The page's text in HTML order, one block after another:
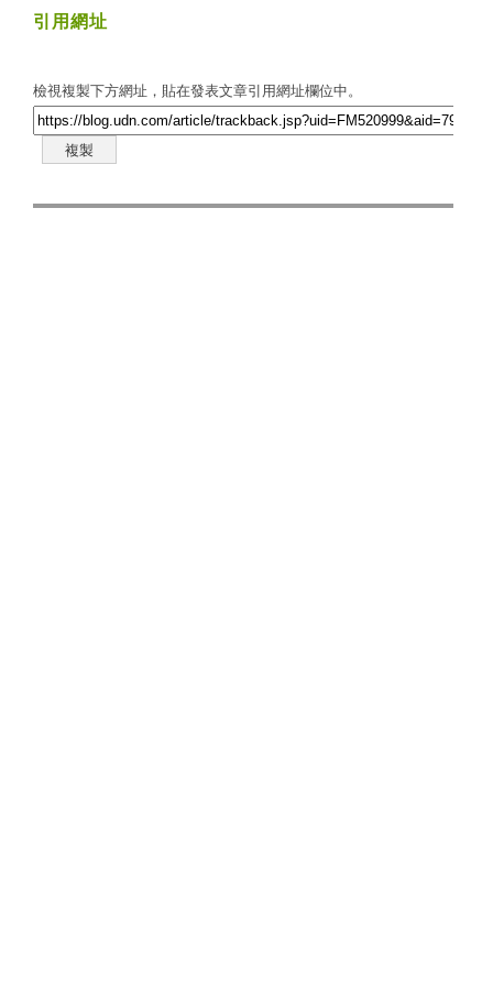
引用網址
檢視複製下方網址，貼在發表文章引用網址欄位中。
複製